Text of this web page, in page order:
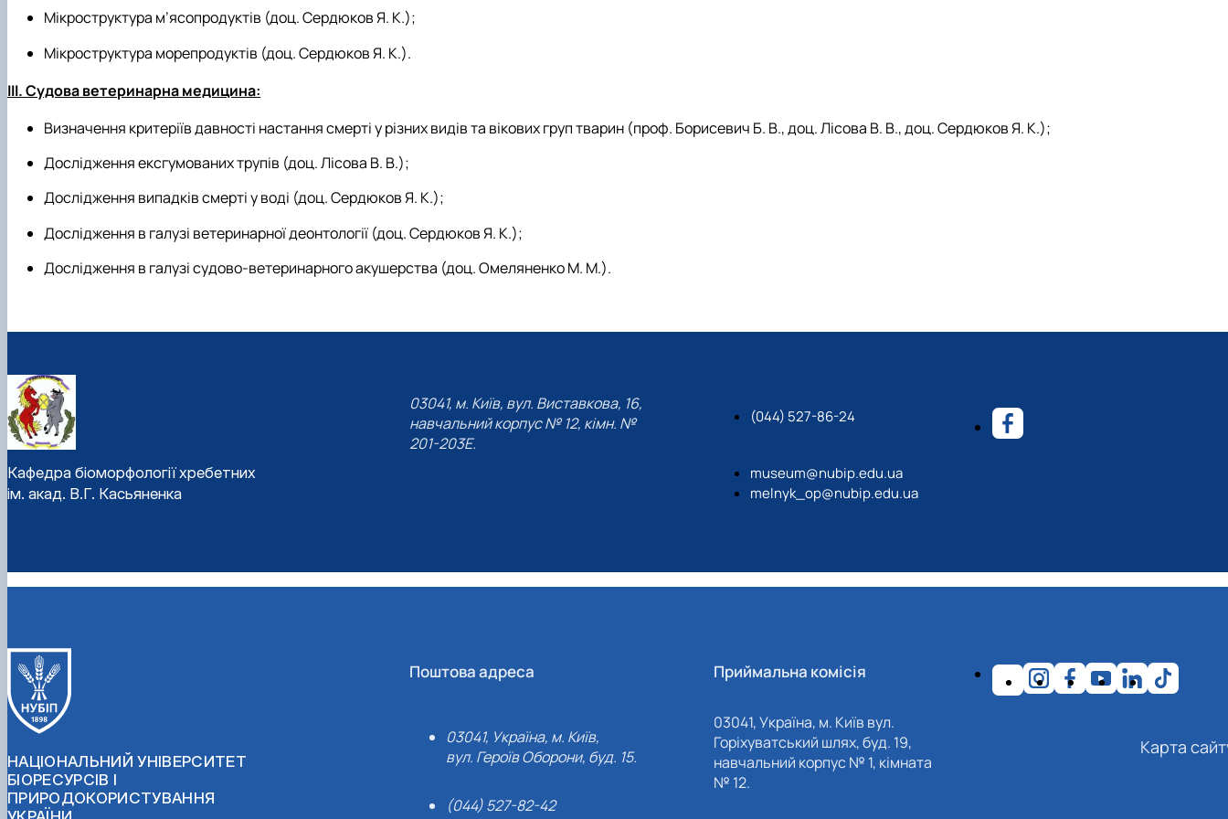
Мікроструктура м’ясопродуктів (доц. Сердюков Я. К.);
Мікроструктура морепродуктів (доц. Сердюков Я. К.).
ІІІ. Судова ветеринарна медицина:
Визначення критеріїв давності настання смерті у різних видів та вікових груп тварин (проф. Борисевич Б. В., доц. Лісова В. В., доц. Сердюков Я. К.);
Дослідження ексгумованих трупів (доц. Лісова В. В.);
Дослідження випадків смерті у воді (доц. Сердюков Я. К.);
Дослідження в галузі ветеринарної деонтології (доц. Сердюков Я. К.);
Дослідження в галузі судово-ветеринарного акушерства (доц. Омеляненко М. М.).
Кафедра біоморфології хребетних
ім. акад. В.Г. Касьяненка
03041, м. Київ, вул. Виставкова, 16,
навчальний корпус № 12, кімн. №
201-203Е.
(044) 527-86-24
museum@nubip.edu.ua
melnyk_op@nubip.edu.ua
НАЦІОНАЛЬНИЙ УНІВЕРСИТЕТ
БІОРЕСУРСІВ І
ПРИРОДОКОРИСТУВАННЯ
Поштова адреса
03041, Україна, м. Київ,
вул. Героїв Оборони, буд. 15.
(044) 527-82-42
Приймальна комісія
03041, Україна, м. Київ вул.
Горіхуватський шлях, буд. 19,
навчальний корпус № 1, кімната
№ 12.
Карта